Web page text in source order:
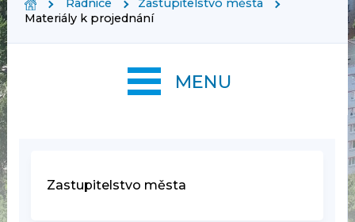
Radnice
Zastupitelstvo města
Materiály k projednání
Zastupitelstvo města
MENU